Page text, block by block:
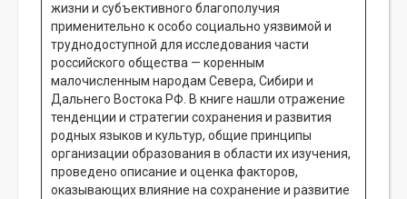
жизни и субъективного благополучия
применительно к особо социально уязвимой и
труднодоступной для исследования части
российского общества — коренным
малочисленным народам Севера, Сибири и
Дальнего Востока РФ. В книге нашли отражение
тенденции и стратегии сохранения и развития
родных языков и культур, общие принципы
организации образования в области их изучения,
проведено описание и оценка факторов,
оказывающих влияние на сохранение и развитие